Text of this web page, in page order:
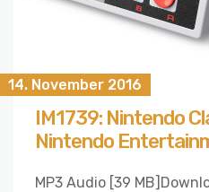
14. November 2016
IM1739: Nintendo
Nintendo
MP3 Audio [39